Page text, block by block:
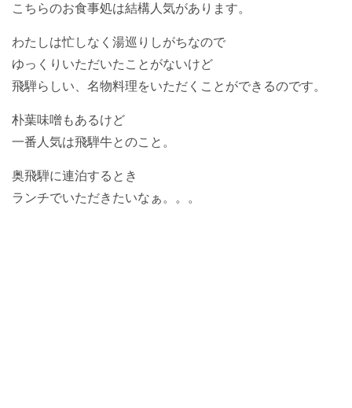
こちらのお食事処は結構人気があります。
わたしは忙しなく湯巡りしがちなので
ゆっくりいただいたことがないけど
飛騨らしい、名物料理をいただくことができるのです。
朴葉味噌もあるけど
一番人気は飛騨牛とのこと。
奥飛騨に連泊するとき
ランチでいただきたいなぁ。。。